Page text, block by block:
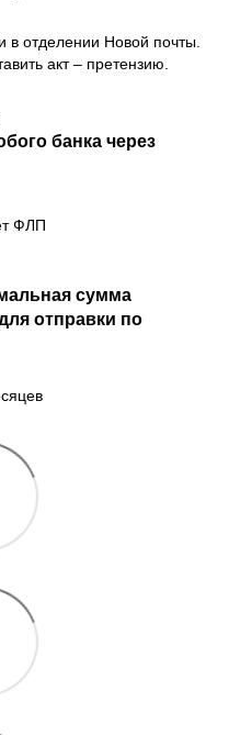
в отделении Новой почты.
акт – претензию.
банка через
ФЛП
сумма
отправки по